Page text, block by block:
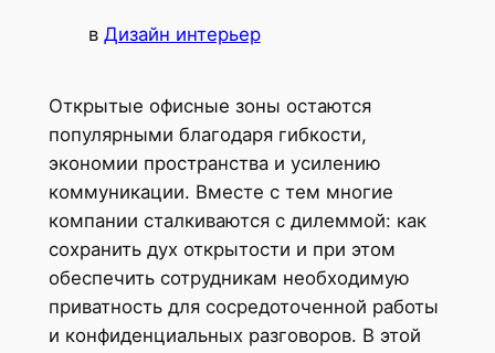
в Дизайн интерьер
Открытые офисные зоны остаются
популярными благодаря гибкости,
экономии пространства и усилению
коммуникации. Вместе с тем многие
компании сталкиваются с дилеммой: как
сохранить дух открытости и при этом
обеспечить сотрудникам необходимую
приватность для сосредоточенной работы
и конфиденциальных разговоров. В этой